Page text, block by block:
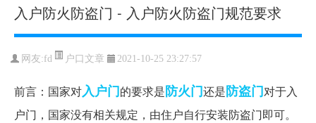
入户防火防盗门 - 入户防火防盗门规范要求
网友:fd 户口文章 2021-10-25 23:27:57
前言：国家对入户门的要求是防火门还是防盗门对于入
户门，国家没有相关规定，由住户自行安装防盗门即可。